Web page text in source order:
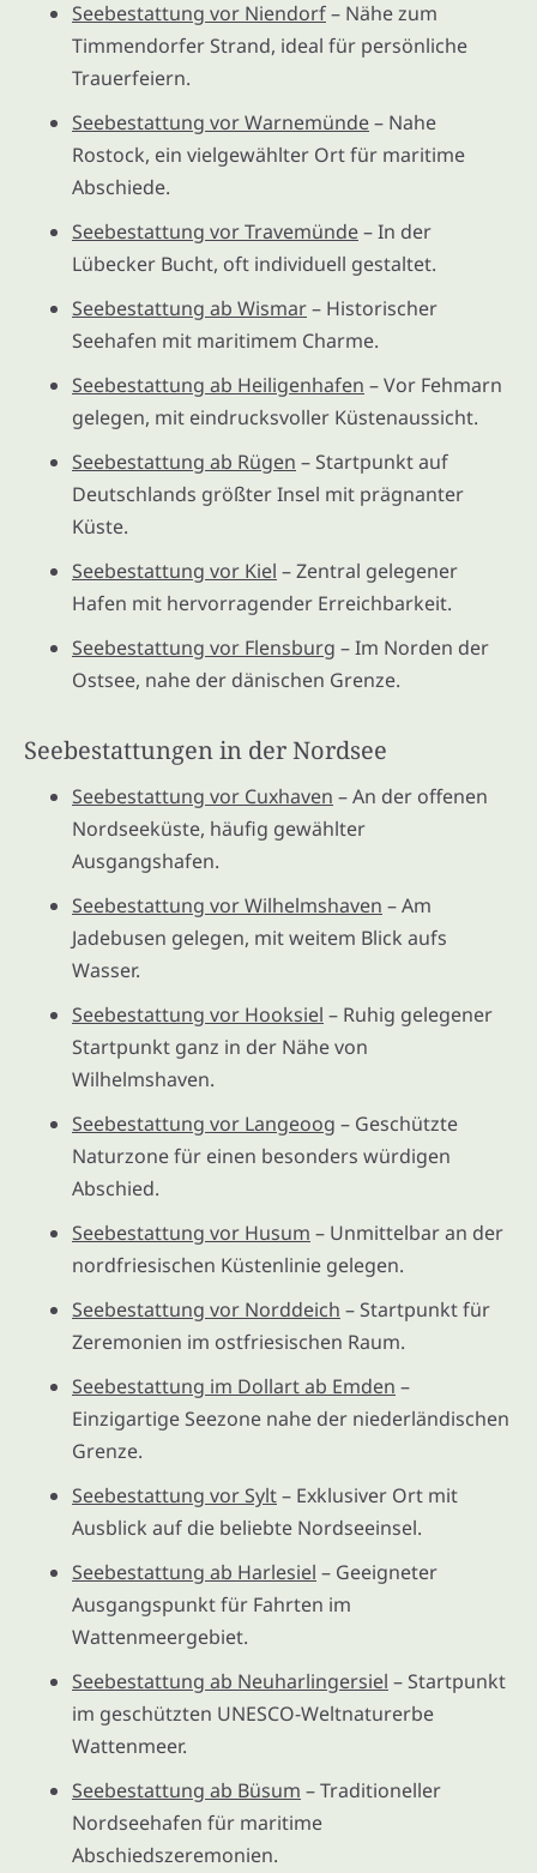
Seebestattung vor Niendorf– Nähe zum
Timmendorfer Strand, ideal für persönliche
Trauerfeiern.
Seebestattung vor Warnemünde– Nahe
Rostock, ein vielgewählter Ort für maritime
Abschiede.
Seebestattung vor Travemünde– In der
Lübecker Bucht, oft individuell gestaltet.
Seebestattung ab Wismar– Historischer
Seehafen mit maritimem Charme.
Seebestattung ab Heiligenhafen – Vor Fehmarn
gelegen, mit eindrucksvoller Küstenaussicht.
Seebestattung ab Rügen – Startpunkt auf
Deutschlands größter Insel mit prägnanter
Küste.
Seebestattung vor Kiel – Zentral gelegener
Hafen mit hervorragender Erreichbarkeit.
Seebestattung vor Flensburg – Im Norden der
Ostsee, nahe der dänischen Grenze.
Seebestattungen in der Nordsee
Seebestattung vor Cuxhaven – An der offenen
Nordseeküste, häufig gewählter
Ausgangshafen.
Seebestattung vor Wilhelmshaven – Am
Jadebusen gelegen, mit weitem Blick aufs
Wasser.
Seebestattung vor Hooksiel – Ruhig gelegener
Startpunkt ganz in der Nähe von
Wilhelmshaven.
Seebestattung vor Langeoog – Geschützte
Naturzone für einen besonders würdigen
Abschied.
Seebestattung vor Husum – Unmittelbar an der
nordfriesischen Küstenlinie gelegen.
Seebestattung vor Norddeich – Startpunkt für
Zeremonien im ostfriesischen Raum.
Seebestattung im Dollart ab Emden –
Einzigartige Seezone nahe der niederländischen
Grenze.
Seebestattung vor Sylt– Exklusiver Ort mit
Ausblick auf die beliebte Nordseeinsel.
Seebestattung ab Harlesiel – Geeigneter
Ausgangspunkt für Fahrten im
Wattenmeergebiet.
Seebestattung ab Neuharlingersiel – Startpunkt
im geschützten UNESCO-Weltnaturerbe
Wattenmeer.
Seebestattung ab Büsum – Traditioneller
Nordseehafen für maritime
Abschiedszeremonien.